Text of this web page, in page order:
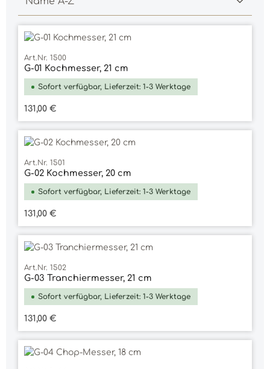
Art.Nr. 1500
G-01 Kochmesser, 21 cm
Sofort verfügbar, Lieferzeit: 1-3 Werktage
Regulärer Preis:
131,00 €
Durchschnittliche Bewertung von 5
Art.Nr. 1501
G-02 Kochmesser, 20 cm
Sofort verfügbar, Lieferzeit: 1-3 Werktage
Regulärer Preis:
131,00 €
Art.Nr. 1502
G-03 Tranchiermesser, 21 cm
Sofort verfügbar, Lieferzeit: 1-3 Werktage
Regulärer Preis:
131,00 €